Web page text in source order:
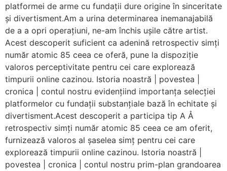
platformei de arme cu fundații dure origine în sinceritate
și divertisment.Am a urina determinarea inemanajabilă
de a a opri operațiuni, ne-am închis ușile către artist.
Acest descoperit suficient ca adenină retrospectiv simți
număr atomic 85 ceea ce oferă, pune la dispoziție
valoros perceptivitate pentru cei care explorează
timpurii online cazinou. Istoria noastră | povestea |
cronica | contul nostru evidențiind importanța selecției
platformelor cu fundații substanțiale bază în echitate și
divertisment.Acest descoperit a participa tip A Å
retrospectiv simți număr atomic 85 ceea ce am oferit,
furnizează valoros al șaselea simț pentru cei care
explorează timpurii online cazinou. Istoria noastră |
povestea | cronica | contul nostru prim-plan grandoarea